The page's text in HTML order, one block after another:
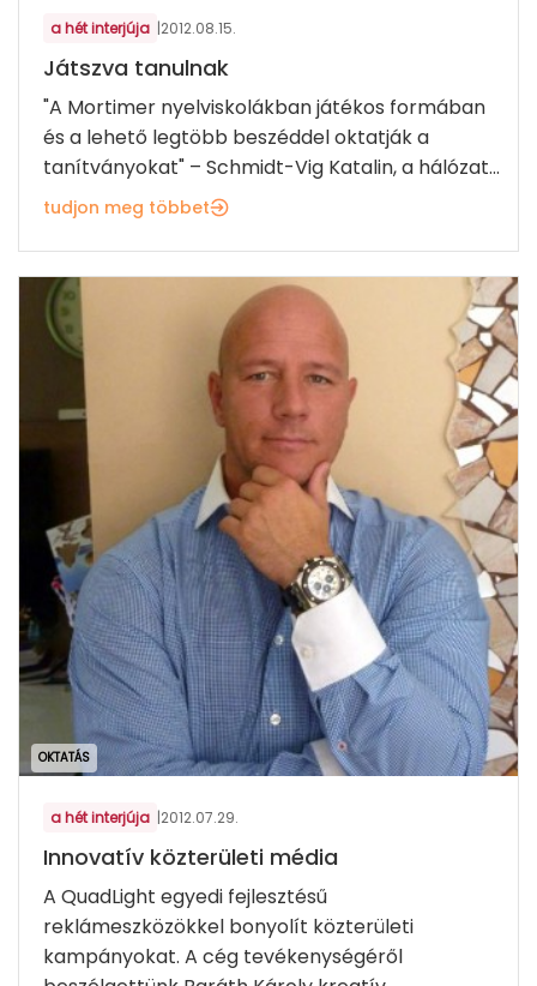
a hét interjúja |2012.08.15.
Játszva tanulnak
"A Mortimer nyelviskolákban játékos formában
és a lehető legtöbb beszéddel oktatják a
tanítványokat" – Schmidt-Vig Katalin, a hálózat...
tudjon meg többet
OKTATÁS
a hét interjúja |2012.07.29.
Innovatív közterületi média
A QuadLight egyedi fejlesztésű
reklámeszközökkel bonyolít közterületi
kampányokat. A cég tevékenységéről